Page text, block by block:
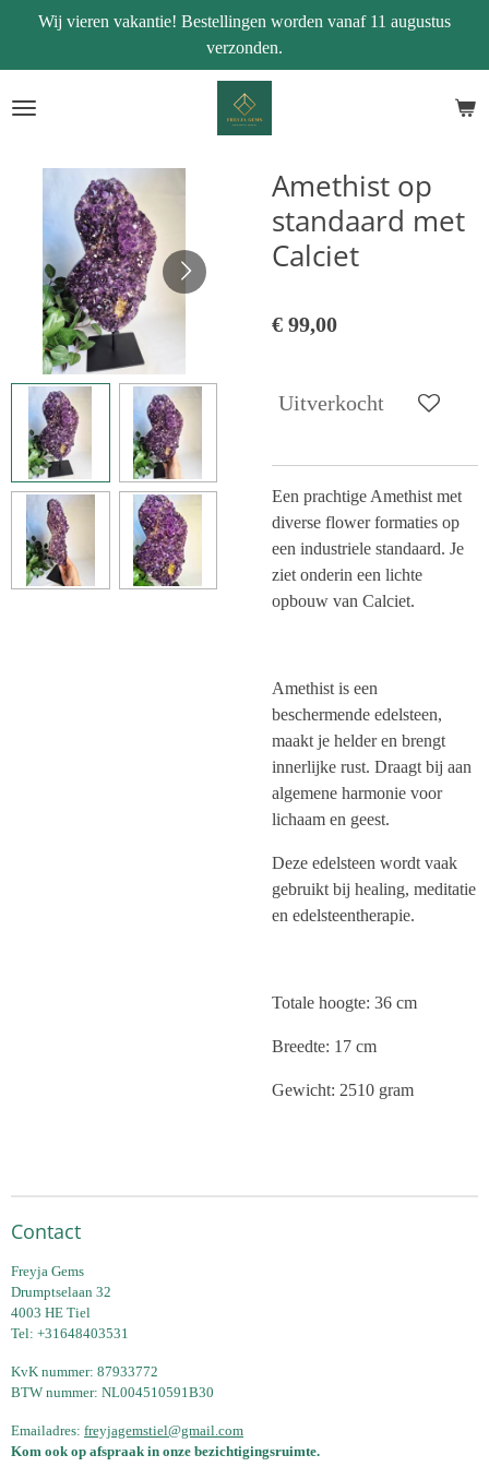
naar
de
Wij vieren vakantie! Bestellingen worden vanaf 11 augustus
verzonden.
Amethist op
standaard met
Calciet
€ 99,00
Uitverkocht
Een prachtige Amethist met
diverse flower formaties op
een industriele standaard. Je
ziet onderin een lichte
opbouw van Calciet.
Amethist is een
beschermende edelsteen,
maakt je helder en brengt
innerlijke rust. Draagt bij aan
algemene harmonie voor
lichaam en geest.
Deze edelsteen wordt vaak
gebruikt bij healing, meditatie
en edelsteentherapie.
Totale hoogte: 36 cm
Breedte: 17 cm
Gewicht: 2510 gram
Contact
Freyja Gems
Drumptselaan 32
4003 HE Tiel
Tel: +31648403531
KvK nummer: 87933772
BTW nummer: NL004510591B30
Emailadres: freyjagemstiel@gmail.com
Kom ook op afspraak in onze bezichtigingsruimte.